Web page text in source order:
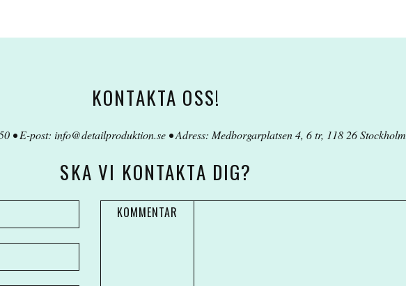
KONTAKTA OSS!
• E-post: info@detailproduktion.se• Adress: Medborgarplatsen 4, 6 tr, 118 26 Stockholm
SKA VI KONTAKTA DIG?
KOMMENTAR